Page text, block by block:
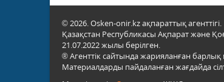
© 2026. Osken-onir.kz ақпараттық агенттігі.
Қазақстан Республикасы Ақпарат және
21.07.2022 жылы берілген.
® Агенттік сайтында жарияланған
Материалдарды пайдаланған жағдайда